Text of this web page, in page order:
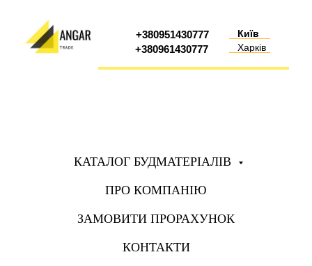
+380961430777
+380951430777
Київ
Харків
КАТАЛОГ БУДМАТЕРІАЛІВ
ПРО КОМПАНІЮ
ЗАМОВИТИ ПРОРАХУНОК
КОНТАКТИ